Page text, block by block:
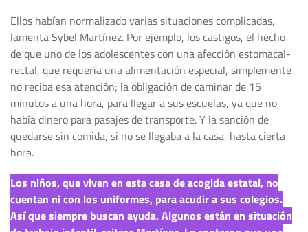
Ellos habían normalizado varias situaciones complicadas,
lamenta Sybel Martínez. Por ejemplo, los castigos, el hecho
de que uno de los adolescentes con una afección estomacal-
rectal, que requería una alimentación especial, simplemente
no reciba esa atención; la obligación de caminar de 15
minutos a una hora, para llegar a sus escuelas, ya que no
había dinero para pasajes de transporte. Y la sanción de
quedarse sin comida, si no se llegaba a la casa, hasta cierta
hora.
Los niños, que viven en esta casa de acogida estatal, no
cuentan ni con los uniformes, para acudir a sus colegios.
Así que siempre buscan ayuda. Algunos están en situación